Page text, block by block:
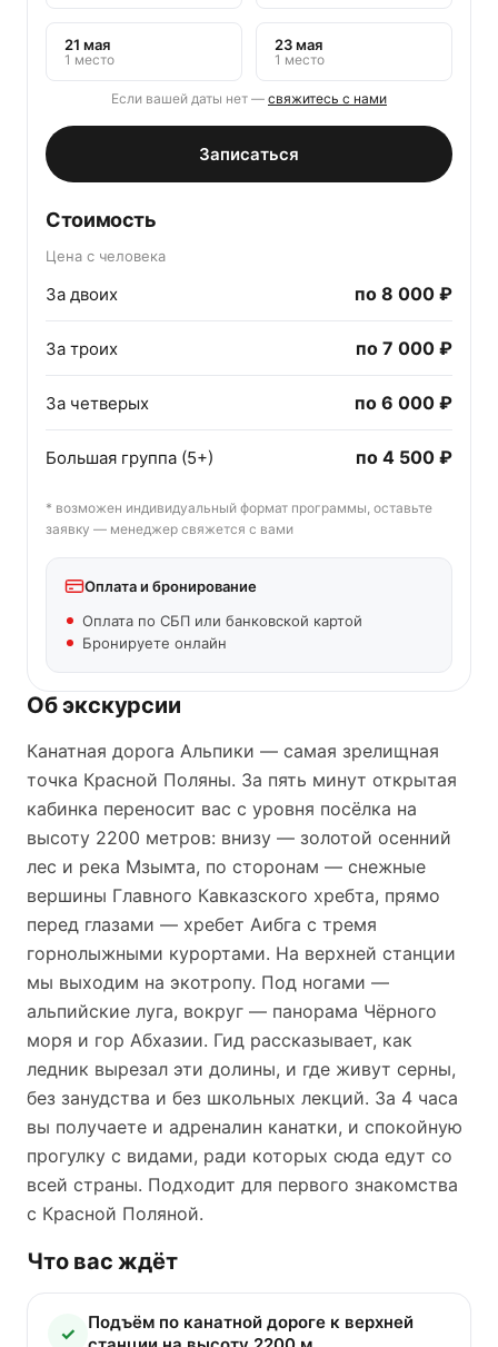
Об экскурсии
Канатная дорога Альпики — самая зрелищная
точка Красной Поляны. За пять минут открытая
кабинка переносит вас с уровня посёлка на
высоту 2200 метров: внизу — золотой осенний
лес и река Мзымта, по сторонам — снежные
вершины Главного Кавказского хребта, прямо
перед глазами — хребет Аибга с тремя
горнолыжными курортами. На верхней станции
мы выходим на экотропу. Под ногами —
альпийские луга, вокруг — панорама Чёрного
моря и гор Абхазии. Гид рассказывает, как
ледник вырезал эти долины, и где живут серны,
без занудства и без школьных лекций. За 4 часа
вы получаете и адреналин канатки, и спокойную
прогулку с видами, ради которых сюда едут со
всей страны. Подходит для первого знакомства
с Красной Поляной.
Что вас ждёт
Подъём по канатной дороге к верхней
21 мая
1 место
23 мая
1 место
Если вашей даты нет — свяжитесь с нами
Записаться
Стоимость
Цена с человека
За двоих по 8 000 ₽
За троих по 7 000 ₽
За четверых по 6 000 ₽
Большая группа (5+) по 4 500 ₽
* возможен индивидуальный формат программы, оставьте
заявку — менеджер свяжется с вами
Оплата и бронирование
Оплата по СБП или банковской картой
Бронируете онлайн